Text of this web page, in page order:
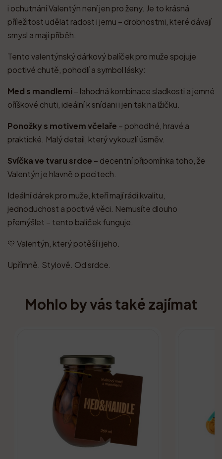
i ochutnání Valentýn není jen pro ženy. Je to krásná
příležitost udělat radost i jemu – drobnostmi, které dávají
smysl a mají příběh.
Tento valentýnský dárkový balíček pro muže spojuje
poctivé chutě, pohodlí a symbol lásky:
Med s mandlemi – lahodná kombinace sladkosti a jemné
oříškové chuti, ideální k snídani i jen tak na lžičku.
Ponožky s motivem včelaře – pohodlné, hravé a
praktické. Malý detail, který vykouzlí úsměv.
Svíčka ve tvaru srdce – decentní připomínka toho, že
Valentýn je hlavně o pocitech.
Ideální dárek pro muže, kteří mají rádi kvalitu,
jednoduchost a poctivé věci. Nemusíte dlouho
přemýšlet – tento balíček funguje.
💛 Valentýn, který potěší i jeho.
Upřímně. Stylově. Od srdce.
Mohlo by vás také zajímat